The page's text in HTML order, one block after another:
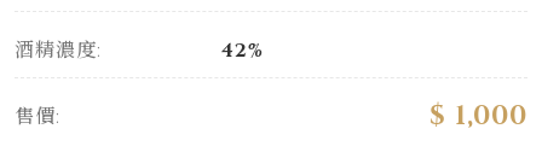
酒精濃度: 42%
售價: $ 1,000